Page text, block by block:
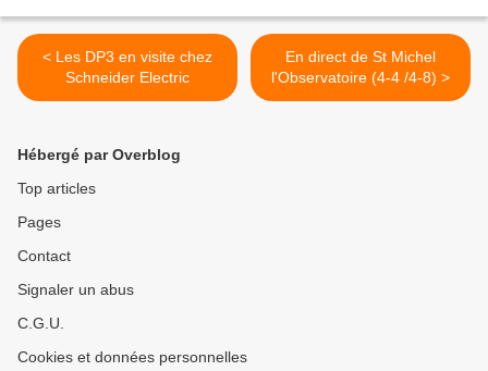
< Les DP3 en visite chez
Schneider Electric
En direct de St Michel
l'Observatoire (4-4 /4-8) >
Hébergé par Overblog
Top articles
Pages
Contact
Signaler un abus
C.G.U.
Cookies et données personnelles